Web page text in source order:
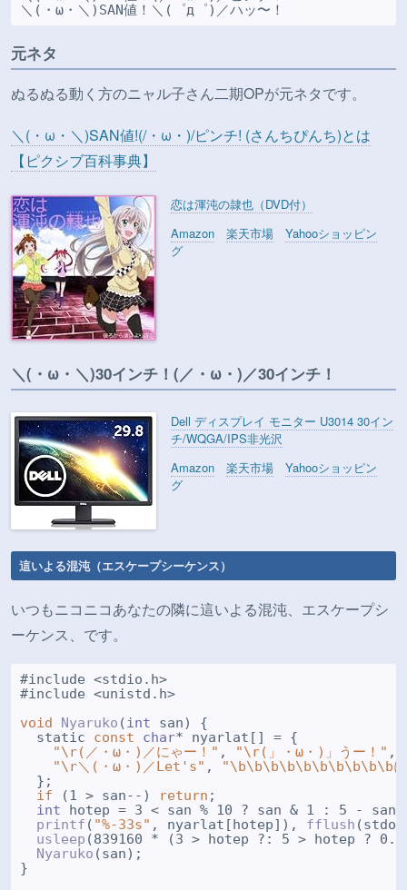
元ネタ
ぬるぬる動く方のニャル子さん二期OPが元ネタです。
＼(・ω・＼)SAN値!(/・ω・)/ピンチ! (さんちぴんち)とは
【ピクシブ百科事典】
恋は渾沌の隷也（DVD付）
Amazon
楽天市場
Yahooショッピン
グ
＼(・ω・＼)30インチ！(／・ω・)／30インチ！
Dell ディスプレイ モニター U3014 30イン
チ/WQGA/IPS非光沢
Amazon
楽天市場
Yahooショッピン
グ
這いよる混沌（エスケープシーケンス）
いつもニコニコあなたの隣に這いよる混沌、エスケープシ
ーケンス、です。
#include <stdio.h>
#include <unistd.h>
void
Nyaruko ( int san) {
  static
const char* nyarlat[] = {
"\r(／・ω・)／にゃー！" , "\r(」・ω・)」うー！" ,
"\r＼(・ω・)／Let's" ,
"\b\b\b\b\b\b\b\b\b\bに
  };
if (1 > san--) return ;
int hotep = 3 < san % 10 ? san & 1 : 5 - san
printf ( "%-33s" , nyarlat[hotep]), fflush
usleep (839160 * (3 > hotep ?: 5 > hotep ?
Nyaruko (san);
}